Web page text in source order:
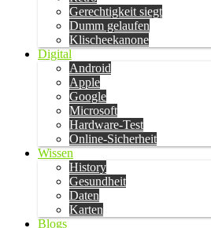
Gerechtigkeit siegt
Dumm gelaufen
Klischeekanone
Digital
Android
Apple
Google
Microsoft
Hardware-Test
Online-Sicherheit
Wissen
History
Gesundheit
Daten
Karten
Blogs